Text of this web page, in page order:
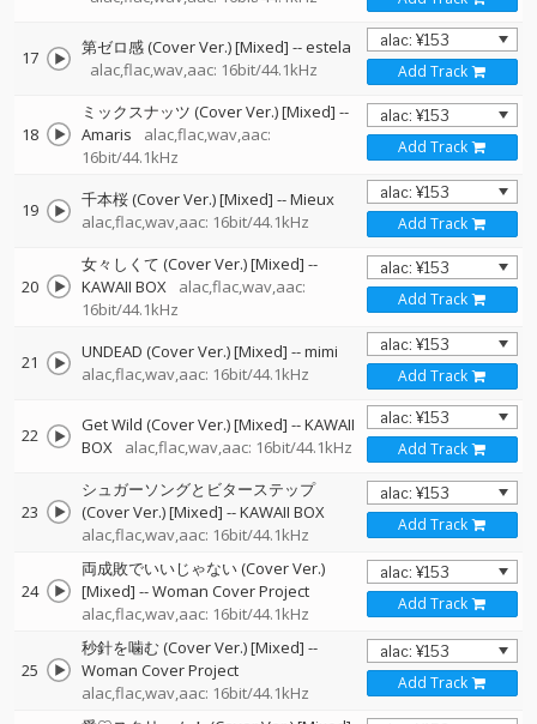
17 第ゼロ感 (Cover Ver.) [Mixed] --estela
alac,flac,wav,aac: 16bit/44.1kHz
Add Track
18
ミックスナッツ (Cover Ver.) [Mixed] --
Amaris
alac,flac,wav,aac:
16bit/44.1kHz
Add Track
19 千本桜 (Cover Ver.) [Mixed] --Mieux
alac,flac,wav,aac: 16bit/44.1kHz
Add Track
20
女々しくて (Cover Ver.) [Mixed] --
KAWAII BOX
alac,flac,wav,aac:
16bit/44.1kHz
Add Track
21 UNDEAD (Cover Ver.) [Mixed] --mimi
alac,flac,wav,aac: 16bit/44.1kHz
Add Track
22 Get Wild (Cover Ver.) [Mixed] --KAWAII
BOX
alac,flac,wav,aac: 16bit/44.1kHz Add Track
23
シュガーソングとビターステップ
(Cover Ver.) [Mixed] --KAWAII BOX
alac,flac,wav,aac: 16bit/44.1kHz
Add Track
24
両成敗でいいじゃない (Cover Ver.)
[Mixed] --Woman Cover Project
alac,flac,wav,aac: 16bit/44.1kHz
Add Track
25
秒針を噛む (Cover Ver.) [Mixed] --
Woman Cover Project
alac,flac,wav,aac: 16bit/44.1kHz
Add Track